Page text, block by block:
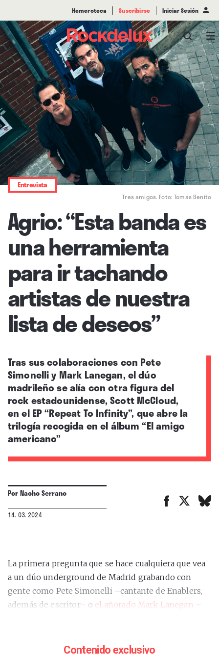
Hemeroteca Suscribirse Iniciar Sesión
Tres amigos. Foto: Tomás Benito
Entrevista
Agrio: “Esta banda es
una herramienta
para ir tachando
artistas de nuestra
lista de deseos”
Tras sus colaboraciones con Pete
Simonelli y Mark Lanegan, el dúo
madrileño se alía con otra figura del
rock estadounidense, Scott McCloud,
en el EP “Repeat To Infinity”, que abre la
trilogía recogida en el álbum “El amigo
americano”
PorNacho Serrano
14. 03. 2024
La primera pregunta que se hace cualquiera que vea
a un dúo underground de Madrid grabando con
gente como Pete Simonelli –cantante de Enablers,
además de escritor– o el añorado Mark Lanegan –
es un currante de esta industria en
Contenido exclusivo